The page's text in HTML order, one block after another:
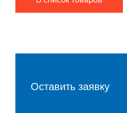
Оставить заявку